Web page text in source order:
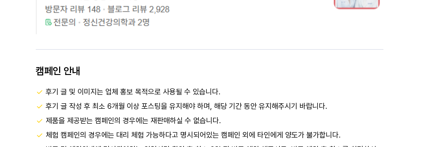
캠페인 안내
후기 글 및 이미지는 업체 홍보 목적으로 사용될 수 있습니다.
후기 글 작성 후 최소 6개월 이상 포스팅을 유지해야 하며, 해당 기간 동안 유지해주시기 바랍니다.
제품을 제공받는 캠페인의 경우에는 재판매하실 수 없습니다.
체험 캠페인의 경우에는 대리 체험 가능하다고 명시되어있는 캠페인 외에 타인에게 양도가 불가합니다.